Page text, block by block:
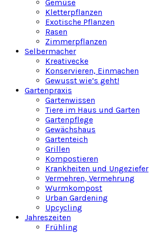
Gemüse
Kletterpflanzen
Exotische Pflanzen
Rasen
Zimmerpflanzen
Selbermacher
Kreativecke
Konservieren, Einmachen
Gewusst wie’s geht!
Gartenpraxis
Gartenwissen
Tiere im Haus und Garten
Gartenpflege
Gewächshaus
Gartenteich
Grillen
Kompostieren
Krankheiten und Ungeziefer
Vermehren, Vermehrung
Wurmkompost
Urban Gardening
Upcycling
Jahreszeiten
Frühling